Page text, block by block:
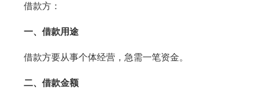
借款方：
一、借款用途
借款方要从事个体经营，急需一笔资金。
二、借款金额